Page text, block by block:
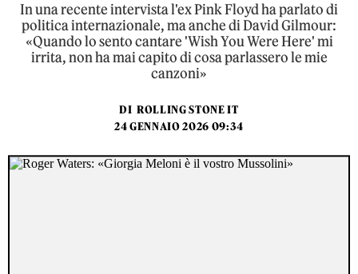
In una recente intervista l'ex Pink Floyd ha parlato di
politica internazionale, ma anche di David Gilmour:
«Quando lo sento cantare 'Wish You Were Here' mi
irrita, non ha mai capito di cosa parlassero le mie
canzoni»
DI ROLLING STONE IT
24 GENNAIO 2026 09:34